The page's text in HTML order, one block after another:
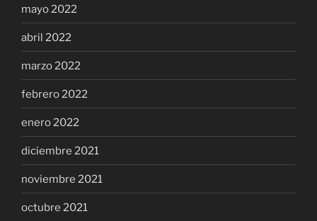
mayo 2022
abril 2022
marzo 2022
febrero 2022
enero 2022
diciembre 2021
noviembre 2021
octubre 2021